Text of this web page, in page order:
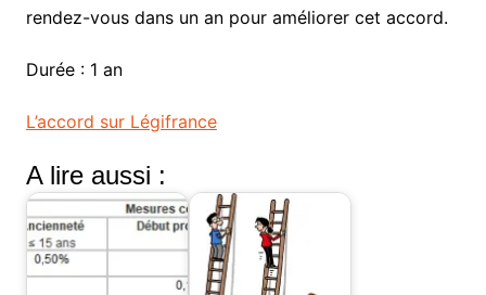
rendez-vous dans un an pour améliorer cet accord.
Durée : 1 an
L’accord sur Légifrance
A lire aussi :